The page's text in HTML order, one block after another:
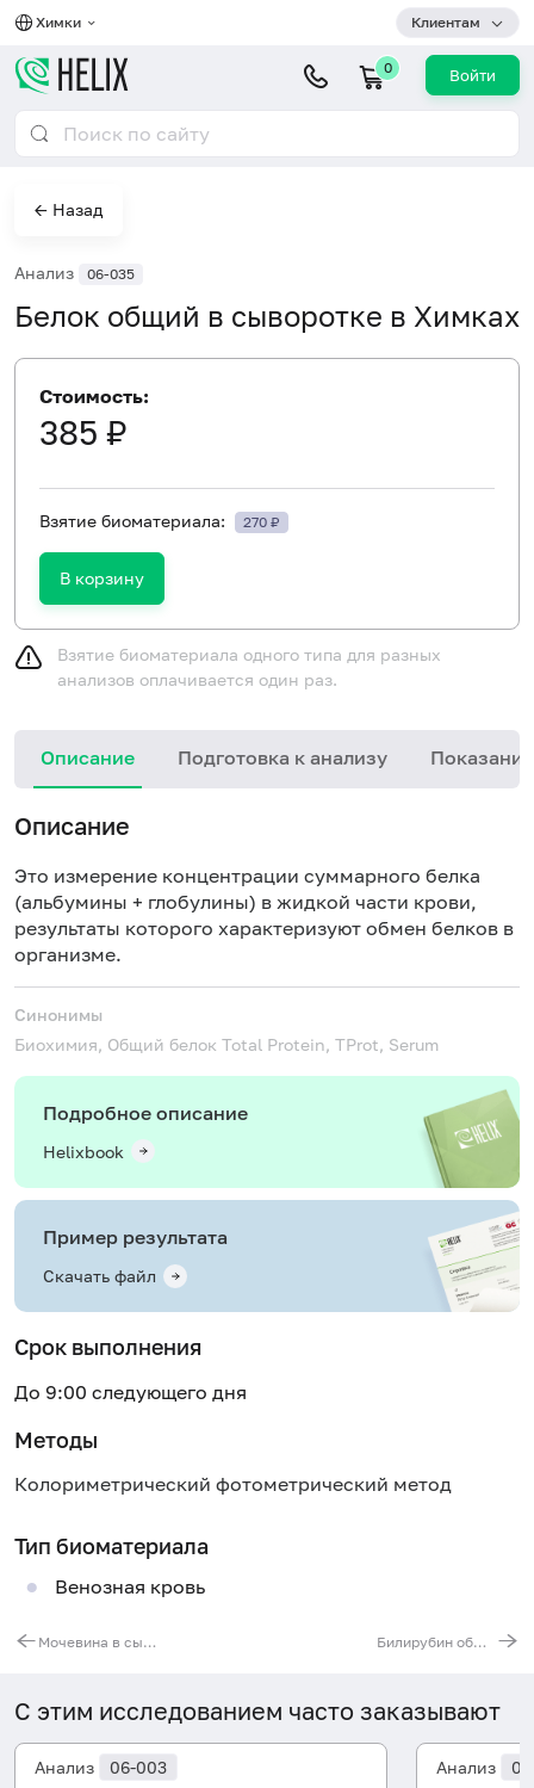
Химки Клиентам
0 Войти
← Назад
Анализ 06-035
Белок общий в сыворотке в Химках
Стоимость:
385 ₽
Взятие биоматериала: 270 ₽
В корзину
Взятие биоматериала одного типа для разных
анализов оплачивается один раз.
Описание Подготовка к анализу
Описание
Это измерение концентрации суммарного белка
(альбумины + глобулины) в жидкой части крови,
результаты которого характеризуют обмен белков в
организме.
Синонимы
Биохимия, Общий белок Total Protein, TProt, Serum
Подробное описание
Helixbook
Пример результата
Скачать файл
Срок выполнения
До 9:00 следующего дня
Методы
Колориметрический фотометрический метод
Тип биоматериала
Венозная кровь
Мочевина в сыворотке Билирубин общий
С этим исследованием часто заказывают
Анализ 06-003 Анализ